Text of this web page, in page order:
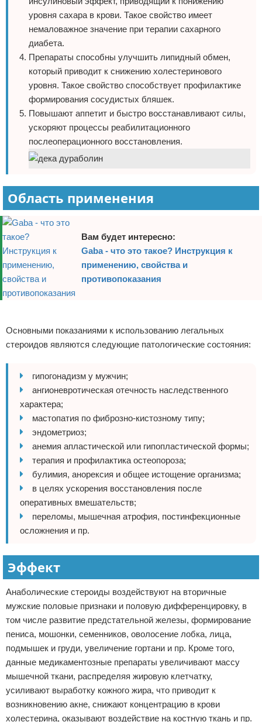
уровня сахара в крови. Такое свойство имеет
немаловажное значение при терапии сахарного
диабета.
Препараты способны улучшить липидный обмен,
который приводит к снижению холестеринового
уровня. Такое свойство способствует профилактике
формирования сосудистых бляшек.
Повышают аппетит и быстро восстанавливают силы,
ускоряют процессы реабилитационного
послеоперационного восстановления.
Область применения
Вам будет интересно:
Gaba - что это такое? Инструкция к
применению, свойства и
противопоказания
Основными показаниями к использованию легальных
стероидов являются следующие патологические состояния:
гипогонадизм у мужчин;
ангионевротическая отечность наследственного
характера;
мастопатия по фиброзно-кистозному типу;
эндометриоз;
анемия апластической или гипопластической формы;
терапия и профилактика остеопороза;
булимия, анорексия и общее истощение организма;
в целях ускорения восстановления после
оперативных вмешательств;
переломы, мышечная атрофия, постинфекционные
осложнения и пр.
Эффект
Анаболические стероиды воздействуют на вторичные
мужские половые признаки и половую дифференцировку, в
том числе развитие предстательной железы, формирование
пениса, мошонки, семенников, оволосение лобка, лица,
подмышек и груди, увеличение гортани и пр. Кроме того,
данные медикаментозные препараты увеличивают массу
мышечной ткани, распределяя жировую клетчатку,
усиливают выработку кожного жира, что приводит к
возникновению акне, снижают концентрацию в крови
холестерина, оказывают воздействие на костную ткань и пр.